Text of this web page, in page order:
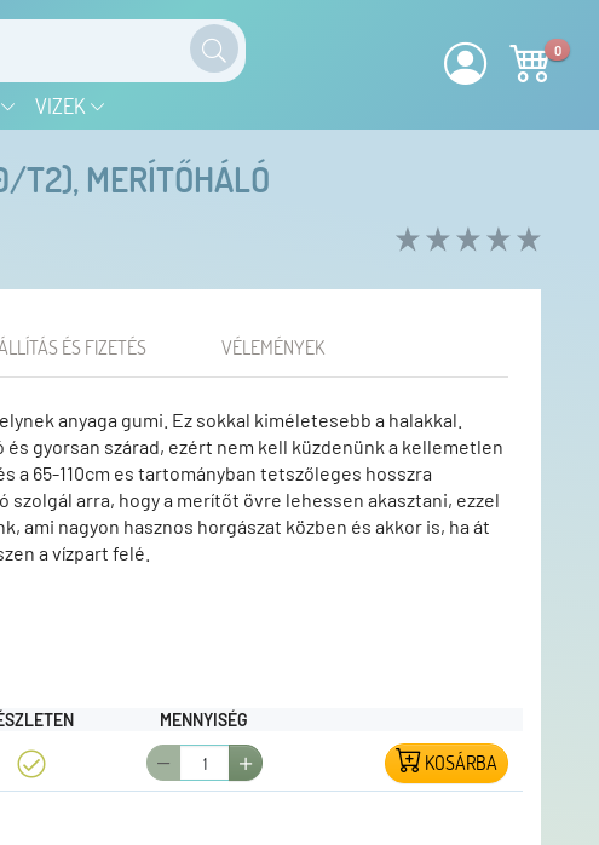
VIZEK
0
T2), MERÍTŐHÁLÓ
ÉS FIZETÉS VÉLEMÉNYEK
anyaga gumi. Ez sokkal kiméletesebb a halakkal.
gyorsan szárad, ezért nem kell küzdenünk a kellemetlen
a 65-110cm es tartományban tetszőleges hosszra
szolgál arra, hogy a merítőt övre lehessen akasztani, ezzel
ami nagyon hasznos horgászat közben és akkor is, ha át
a vízpart felé.
MENNYISÉG
KOSÁRBA